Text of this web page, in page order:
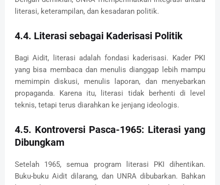
literasi, keterampilan, dan kesadaran politik.
4.4. Literasi sebagai Kaderisasi Politik
Bagi Aidit, literasi adalah fondasi kaderisasi. Kader PKI
yang bisa membaca dan menulis dianggap lebih mampu
memimpin diskusi, menulis laporan, dan menyebarkan
propaganda. Karena itu, literasi tidak berhenti di level
teknis, tetapi terus diarahkan ke jenjang ideologis.
4.5. Kontroversi Pasca-1965: Literasi yang
Dibungkam
Setelah 1965, semua program literasi PKI dihentikan.
Buku-buku Aidit dilarang, dan UNRA dibubarkan. Bahkan